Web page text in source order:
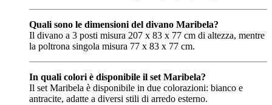
Quali sono le dimensioni del divano Maribela?
Il divano a 3 posti misura 207 x 83 x 77 cm di altezza, mentre
la poltrona singola misura 77 x 83 x 77 cm.
In quali colori è disponibile il set Maribela?
Il set Maribela è disponibile in due colorazioni: bianco e
antracite, adatte a diversi stili di arredo esterno.